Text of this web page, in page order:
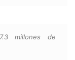
millones de